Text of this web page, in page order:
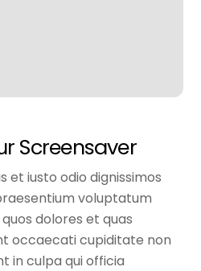
Screensaver
et iusto odio dignissimos
voluptatum
dolores et quas
occaecati cupiditate non
in culpa qui officia